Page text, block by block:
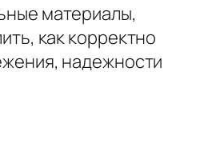
материалы,
как корректно
надежности